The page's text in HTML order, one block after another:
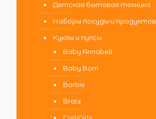
Детская бытовая техника
Наборы посуды и продуктов
Куклы и пупсы
Baby Annabell
Baby Born
Barbie
Bratz